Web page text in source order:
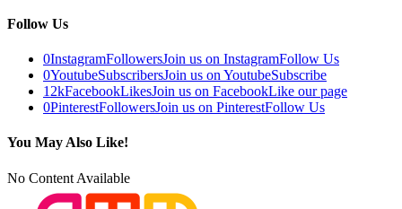
Follow Us
0InstagramFollowersJoin us on InstagramFollow Us
0YoutubeSubscribersJoin us on YoutubeSubscribe
12kFacebookLikesJoin us on FacebookLike our page
0PinterestFollowersJoin us on PinterestFollow Us
You May Also Like!
No Content Available